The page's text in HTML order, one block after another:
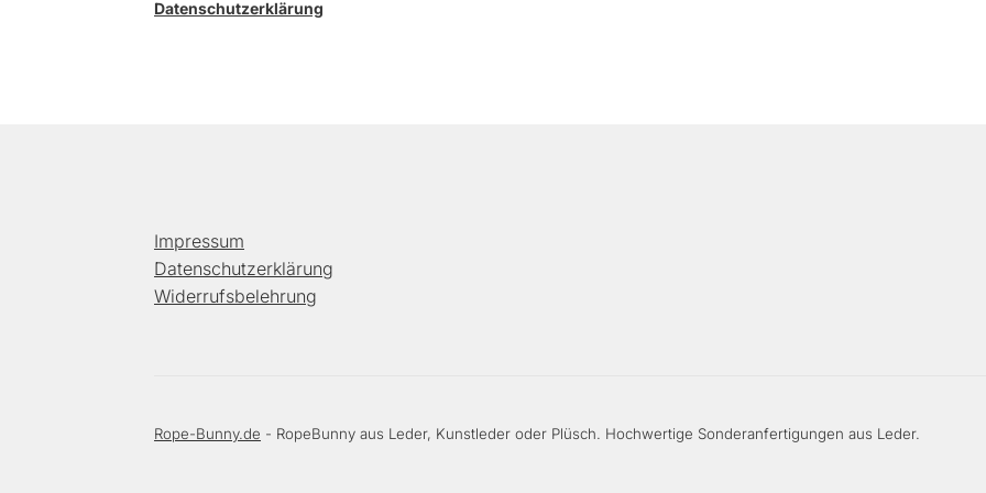
Datenschutzerklärung
Impressum
Datenschutzerklärung
Widerrufsbelehrung
Rope-Bunny.de - RopeBunny aus Leder, Kunstleder oder Plüsch. Hochwertige Sonderanfertigungen aus Leder.